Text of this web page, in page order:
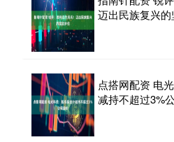
迈出民族复兴
点搭网配资 电
减持不超过3%